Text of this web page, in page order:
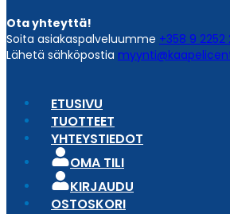
Ota yhteyttä!
Soita asiakaspalveluumme +358 9 2252
Lähetä sähköpostia
ETUSIVU
TUOTTEET
YHTEYSTIEDOT
OMA TILI
KIRJAUDU
OSTOSKORI